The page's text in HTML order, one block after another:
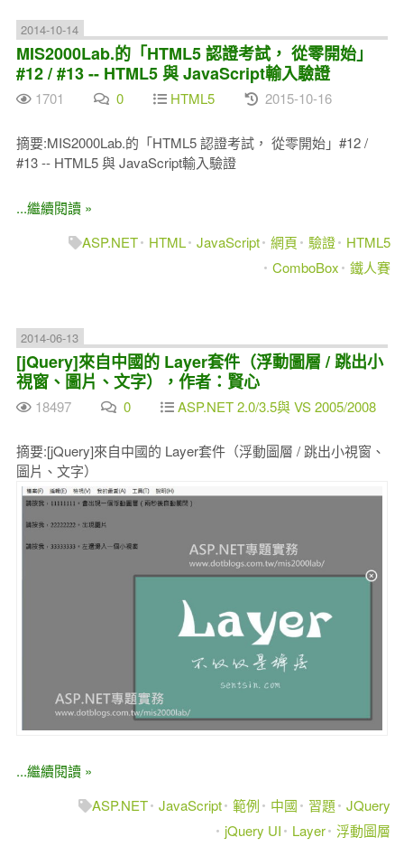
2014-10-14
MIS2000Lab.的「HTML5 認證考試， 從零開始」
#12 / #13 -- HTML5 與 JavaScript輸入驗證
1701 0 HTML5 2015-10-16
摘要:MIS2000Lab.的「HTML5 認證考試， 從零開始」#12 /
#13 -- HTML5 與 JavaScript輸入驗證
...繼續閱讀 »
ASP.NET
HTML JavaScript 網頁 驗證
HTML5
ComboBox
鐵人賽
2014-06-13
[jQuery]來自中國的 Layer套件（浮動圖層 / 跳出小
視窗、圖片、文字），作者：賢心
18497 0 ASP.NET 2.0/3.5與 VS 2005/2008
摘要:[jQuery]來自中國的 Layer套件（浮動圖層 / 跳出小視窗、
圖片、文字）
...繼續閱讀 »
ASP.NET JavaScript 範例 中國 習題 JQuery
jQuery UI
Layer 浮動圖層